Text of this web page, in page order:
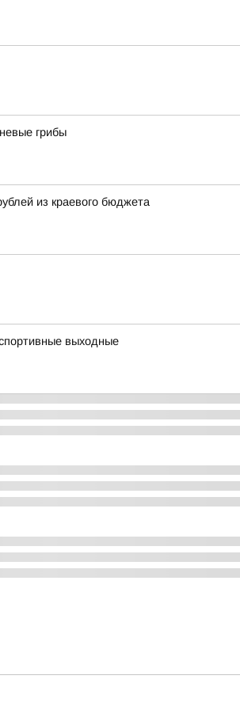
грибы
из краевого бюджета
выходные